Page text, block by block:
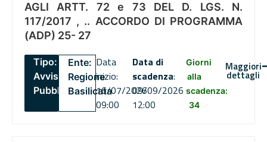
AGLI ARTT. 72 e 73 DEL D. LGS. N.
117/2017 , .. ACCORDO DI PROGRAMMA
(ADP) 25- 27
Tipo:
Avviso
Pubblico
Ente:
Regione
Basilicata
Data
inizio:
16/07/2026
09:00
Data di
scadenza:
09/09/2026
12:00
Giorni
alla
scadenza:
34
Maggiori
dettagli